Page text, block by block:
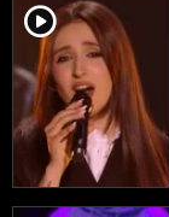
player2